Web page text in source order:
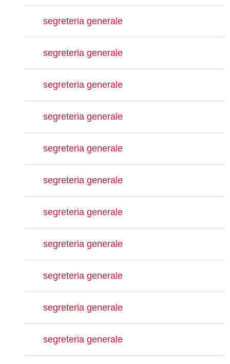
segreteria generale
segreteria generale
segreteria generale
segreteria generale
segreteria generale
segreteria generale
segreteria generale
segreteria generale
segreteria generale
segreteria generale
segreteria generale